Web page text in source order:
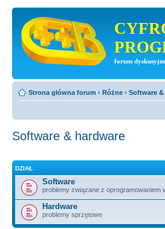
forum
Strona główna forum ‹ Różne ‹ Software
Software & hardware
DZIAŁ
Software
problemy związane z oprogramowaniem
Hardware
problemy sprzętowe